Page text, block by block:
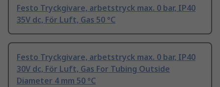
Festo Tryckgivare, arbetstryck max. 0 bar, IP40
35V dc, För Luft, Gas 50 °C
Festo Tryckgivare, arbetstryck max. 0 bar, IP40
30V dc, För Luft, Gas For Tubing Outside
Diameter 4 mm 50 °C